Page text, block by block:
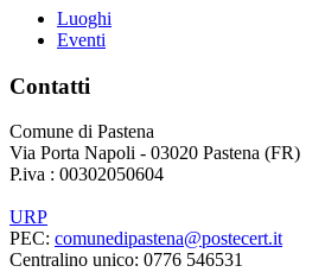
Luoghi
Eventi
Contatti
Comune di Pastena
Via Porta Napoli - 03020 Pastena (FR)
P.iva : 00302050604
URP
PEC: comunedipastena@postecert.it
Centralino unico: 0776 546531